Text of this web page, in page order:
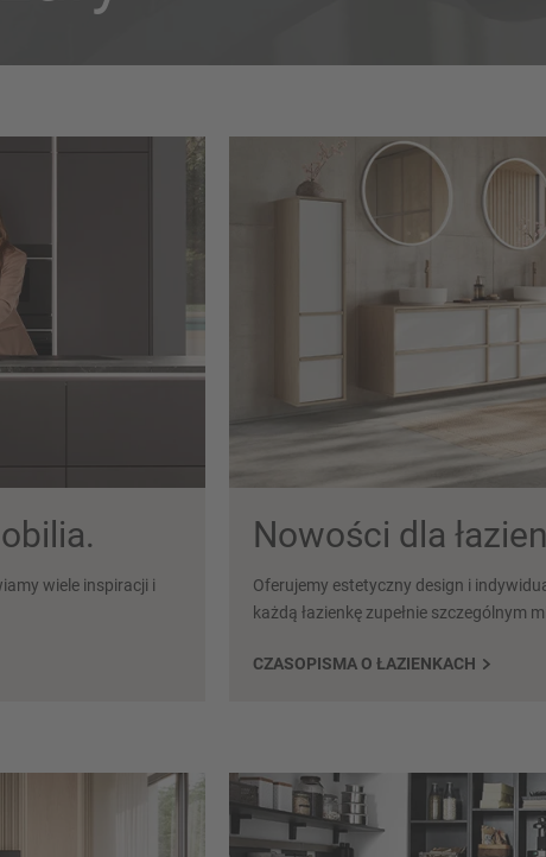
wiele inspiracji i
Nowości dla
Oferujemy estetyczny design i
każdą łazienkę zupełnie szczególnym
CZASOPISMA O ŁAZIENKACH